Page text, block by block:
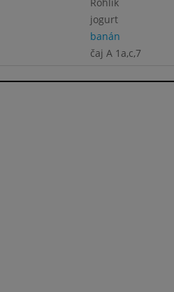
jogurt
banán
čaj A 1a,c,7